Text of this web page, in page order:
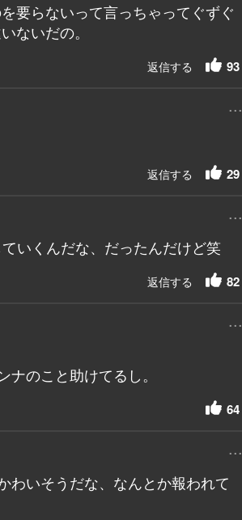
要らないって言っちゃってぐずぐ
ないだの。
93
返信する
...
29
返信する
...
いくんだな、だったんだけど笑
82
返信する
...
のこと助けてるし。
64
...
わいそうだな、なんとか報われて